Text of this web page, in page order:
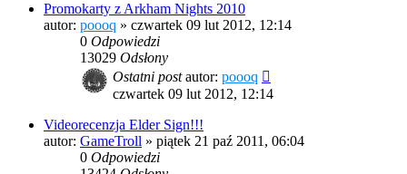
Promokarty z Arkham Nights 2010
autor: poooq » czwartek 09 lut 2012, 12:14
0 Odpowiedzi
13029 Odsłony
Ostatni postautor: poooq
czwartek 09 lut 2012, 12:14
Videorecenzja Elder Sign!!!
autor: GameTroll » piątek 21 paź 2011, 06:04
0 Odpowiedzi